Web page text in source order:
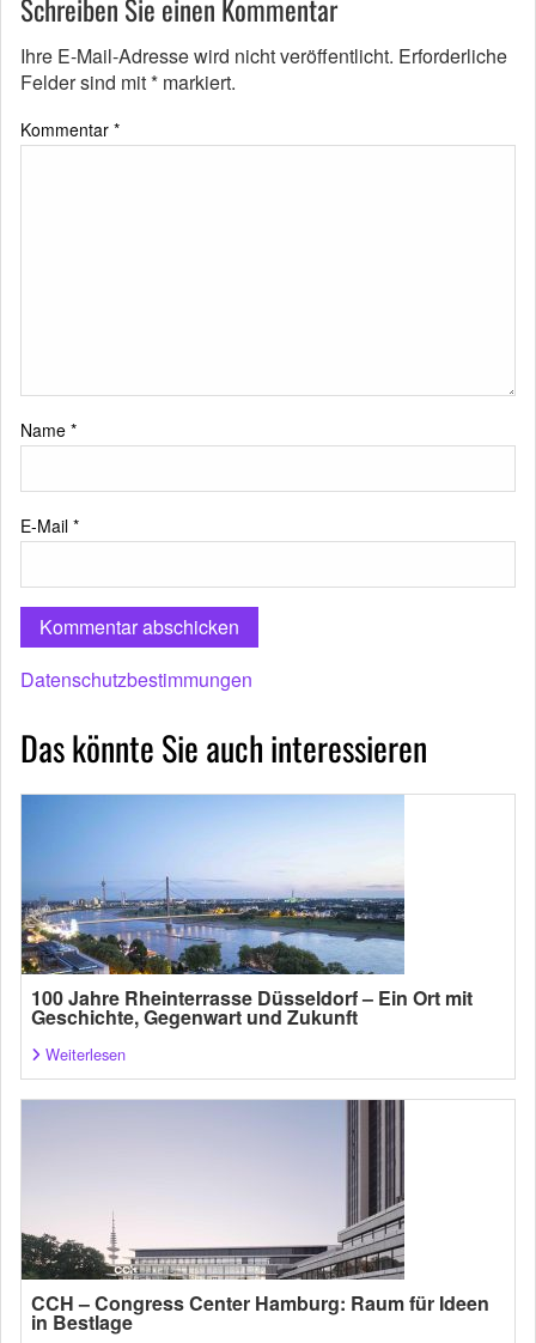
Schreiben Sie einen Kommentar
Ihre E-Mail-Adresse wird nicht veröffentlicht. Erforderliche
Felder sind mit* markiert.
Kommentar *
Name *
E-Mail *
Datenschutzbestimmungen
Das könnte Sie auch interessieren
100 Jahre Rheinterrasse Düsseldorf – Ein Ort mit
Geschichte, Gegenwart und Zukunft
Weiterlesen
CCH – Congress Center Hamburg: Raum für Ideen
in Bestlage